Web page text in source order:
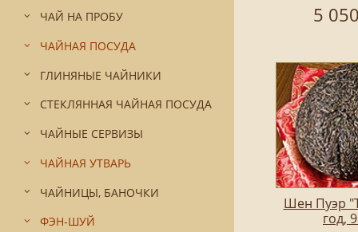
ЧАЙ НА ПРОБУ
ЧАЙНАЯ ПОСУДА
ГЛИНЯНЫЕ ЧАЙНИКИ
СТЕКЛЯННАЯ ЧАЙНАЯ ПОСУДА
ЧАЙНЫЕ СЕРВИЗЫ
ЧАЙНАЯ УТВАРЬ
ЧАЙНИЦЫ, БАНОЧКИ
ФЭН-ШУЙ
5
Шен Пуэр
год,